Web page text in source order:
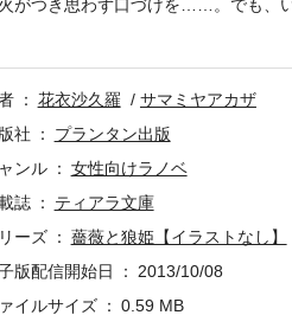
がつき思わず口づけを……。でも、
惹かれ合い、甘い夜を過ごして真実
花衣沙久羅
サマミヤアカザ
社
プランタン出版
ンル
女性向けラノベ
誌
ティアラ文庫
ーズ
薔薇と狼姫【イラストなし】
版配信開始日
2013/10/08
イルサイズ
0.59 MB